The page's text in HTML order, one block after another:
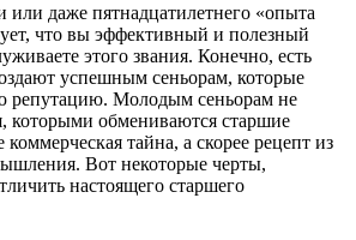
или даже пятнадцатилетнего «опыта
что вы эффективный и полезный
этого звания. Конечно, есть
успешным сеньорам, которые
репутацию. Молодым сеньорам не
которыми обмениваются старшие
тайна, а скорее рецепт из
Вот некоторые черты,
настоящего старшего